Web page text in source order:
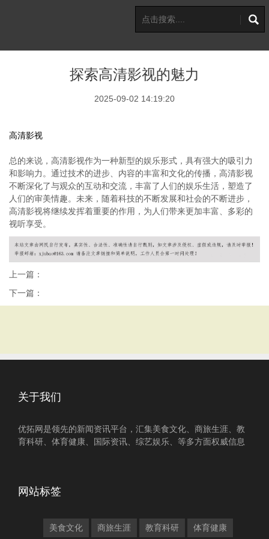
探索高清影视的魅力
2025-09-02 14:19:20
高清影视
总的来说，高清影视作为一种新型的娱乐形式，具有强大的吸引力
和影响力。通过技术的进步、内容的丰富和文化的传播，高清影视
不断深化了与观众的互动和交流，丰富了人们的娱乐生活，塑造了
人们的审美情趣。未来，随着科技的不断发展和社会的不断进步，
高清影视将继续发挥着重要的作用，为人们带来更加丰富、多彩的
视听享受。
上一篇：
下一篇：
关于我们
优拓网是领先的新闻资讯平台，汇集美食文化、商旅生涯、教
育科研、体育健康、国际资讯、综艺娱乐、等多方面权威信息
网站标签
美食文化 商旅生涯 教育科研 体育健康